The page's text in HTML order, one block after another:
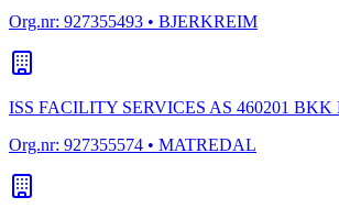
Org.nr: 927355493 • BJERKREIM
ISS FACILITY SERVICES AS 460201
Org.nr: 927355574 • MATREDAL